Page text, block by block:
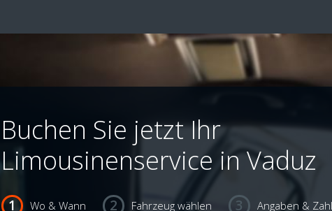
Buchen Sie jetzt Ihr
Limousinenservice in Vaduz
Wo & Wann Fahrzeug wählen Angaben &